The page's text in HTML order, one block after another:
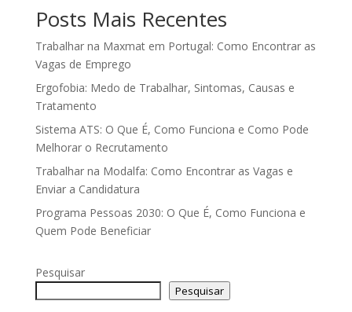
Posts Mais Recentes
Trabalhar na Maxmat em Portugal: Como Encontrar as
Vagas de Emprego
Ergofobia: Medo de Trabalhar, Sintomas, Causas e
Tratamento
Sistema ATS: O Que É, Como Funciona e Como Pode
Melhorar o Recrutamento
Trabalhar na Modalfa: Como Encontrar as Vagas e
Enviar a Candidatura
Programa Pessoas 2030: O Que É, Como Funciona e
Quem Pode Beneficiar
Pesquisar
Pesquisar